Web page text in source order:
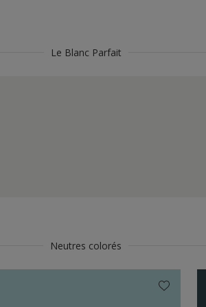
Le Blanc Parfait
Neutres colorés